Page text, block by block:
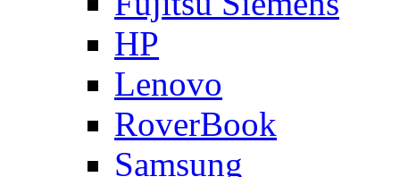
HP
Lenovo
RoverBook
Samsung